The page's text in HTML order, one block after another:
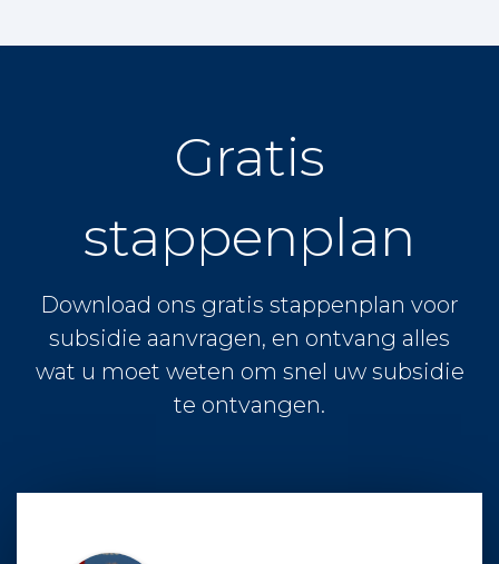
Gratis
stappenplan
Download ons gratis stappenplan voor
subsidie aanvragen, en ontvang alles
wat u moet weten om snel uw subsidie
te ontvangen.